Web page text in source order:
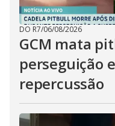
DO R7/06/08/2026
GCM mata
perseguição
repercussão